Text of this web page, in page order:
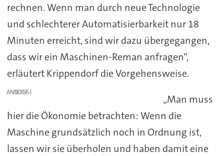
rechnen. Wenn man durch neue Technologie
und schlechterer Automatisierbarkeit nur 18
Minuten erreicht, sind wir dazu übergegangen,
dass wir ein Maschinen-Reman anfragen“,
erläutert Krippendorf die Vorgehensweise.
ANZEIGE
„Man muss
hier die Ökonomie betrachten: Wenn die
Maschine grundsätzlich noch in Ordnung ist,
lassen wir sie überholen und haben damit eine